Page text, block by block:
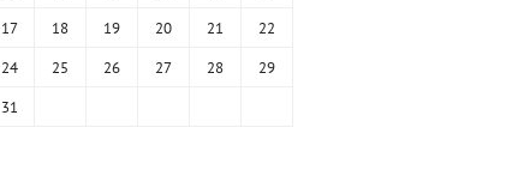
17 18 19 20 21 22
24 25 26 27 28 29
31